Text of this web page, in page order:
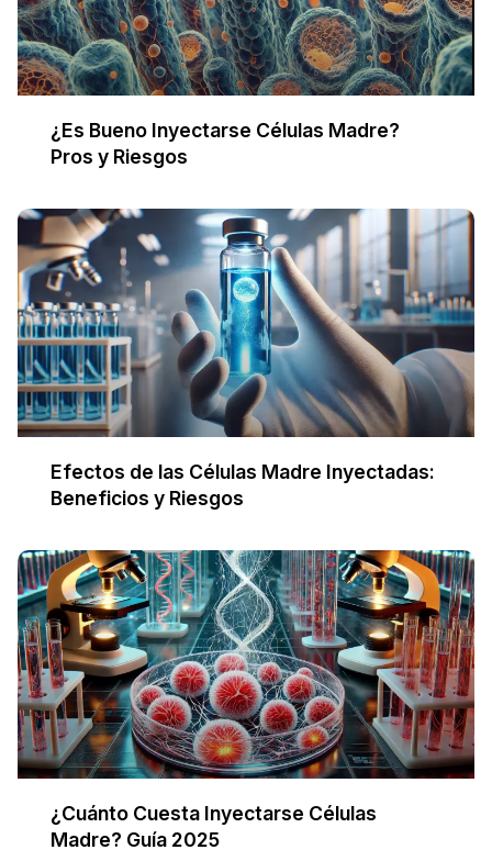
¿Es Bueno Inyectarse Células Madre?
Pros y Riesgos
Efectos de las Células Madre Inyectadas:
Beneficios y Riesgos
¿Cuánto Cuesta Inyectarse Células
Madre? Guía 2025